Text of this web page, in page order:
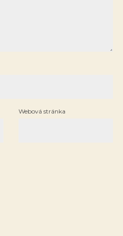
Webová stránka